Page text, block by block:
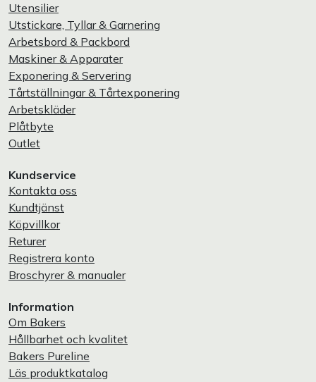
Utensilier
Utstickare, Tyllar & Garnering
Arbetsbord & Packbord
Maskiner & Apparater
Exponering & Servering
Tårtställningar & Tårtexponering
Arbetskläder
Plåtbyte
Outlet
Kundservice
Kontakta oss
Kundtjänst
Köpvillkor
Returer
Registrera konto
Broschyrer & manualer
Information
Om Bakers
Hållbarhet och kvalitet
Bakers Pureline
Läs produktkatalog